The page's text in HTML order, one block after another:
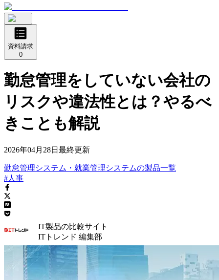
資料請求
0
勤怠管理をしていない会社の
リスクや違法性とは？やるべ
きことも解説
2026年04月28日 最終更新
勤怠管理システム・就業管理システムの製品一覧
#人事
IT製品の比較サイト
ITトレンド 編集部